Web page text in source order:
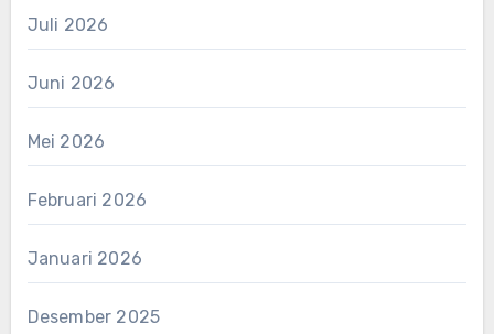
Juli 2026
Juni 2026
Mei 2026
Februari 2026
Januari 2026
Desember 2025